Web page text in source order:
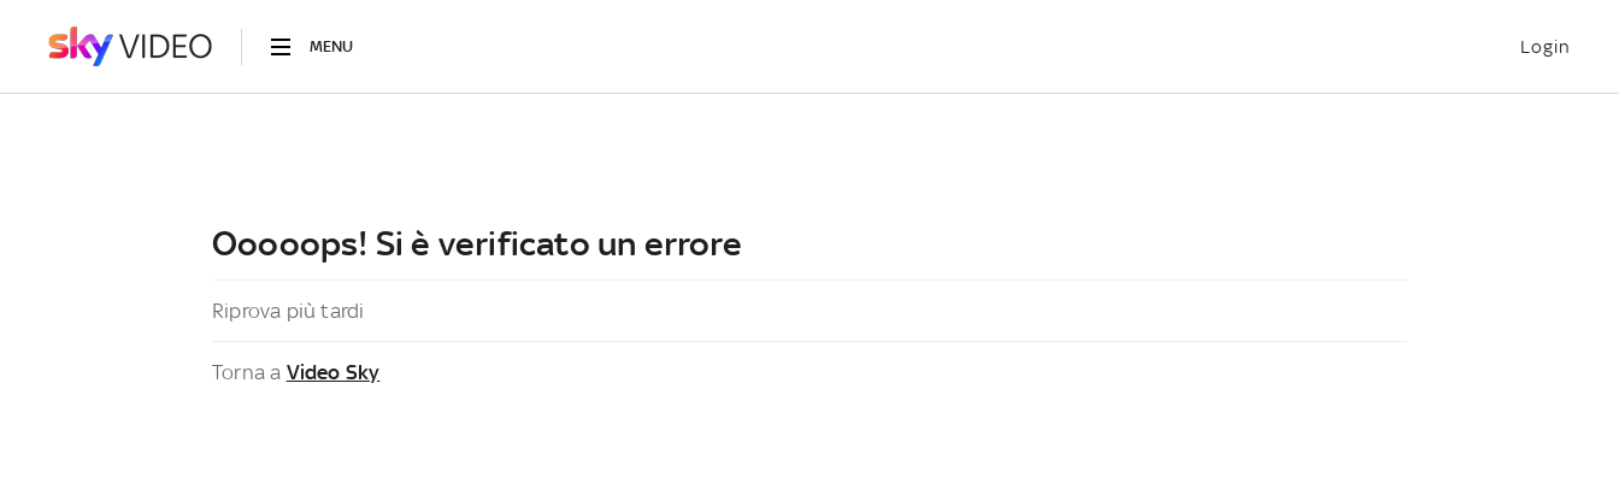
MENU Login
Ooooops! Si è verificato un errore
Riprova più tardi
Torna a Video Sky